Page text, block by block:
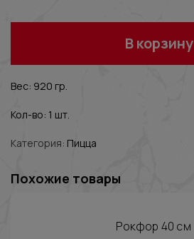
В корзину
Вес: 920 гр.
Кол-во: 1 шт.
Категория: Пицца
Похожие товары
Рокфор 40 см